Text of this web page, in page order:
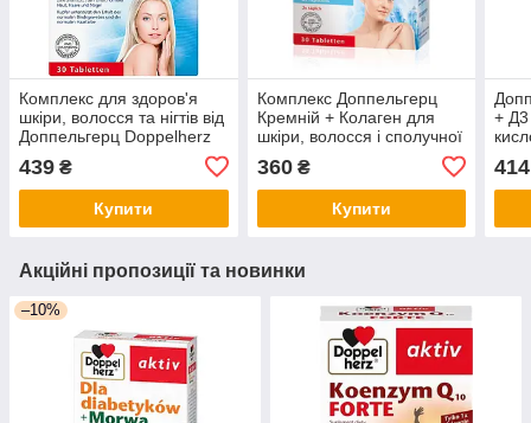
Комплекс для здоров'я
шкіри, волосся та нігтів від
Доппельгерц Doppelherz
Kollagen+Biotin+Hyaluron+Q10+Кремній
439 ₴
Купити
Комплекс Доппельгерц
Кремній + Колаген для
шкіри, волосся і сполучної
Kieselerde + Kollagen
360₴
Купити
+ Д3
414
Акційні пропозиції та новинки
–10%